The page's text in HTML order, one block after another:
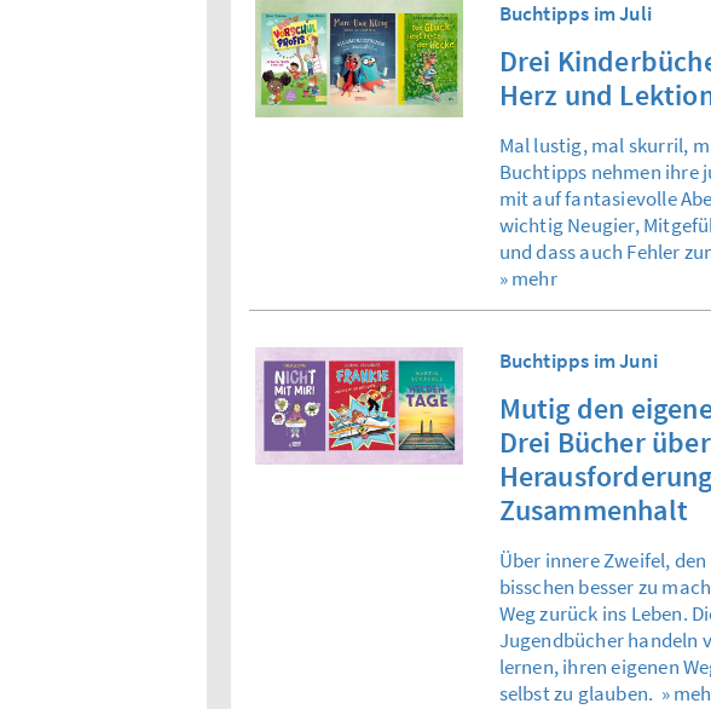
Buchtipps im Juli
Drei
Herz und
Mal lustig, mal skurril,
Buchtipps nehmen ihre
mit auf fantasievolle
wichtig Neugier,
und dass auch Fehler
» mehr
Buchtipps im Juni
Mutig den
Drei Bücher über
Zusammenhalt
Über innere Zweifel,
bisschen besser zu
Weg zurück ins Leben.
Jugendbücher handeln
lernen, ihren eigenen
selbst zu glauben. »